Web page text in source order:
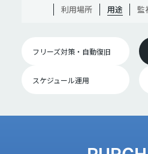
利用場所 用途 監
フリーズ対策・自動復旧
スケジュール運用